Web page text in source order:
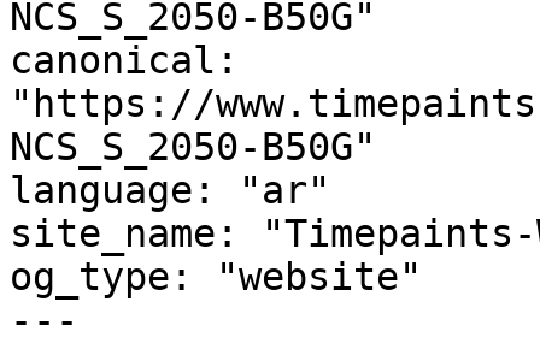
NCS_S_2050-B50G"
canonical:
"https://
NCS_S_2050-B50G"
language: "ar"
site_name:
og_type: "website"
---